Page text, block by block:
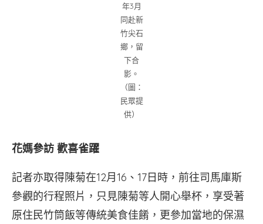
年3月
同赴新
竹尖石
鄉，留
下合
影。
（圖：
民眾提
供）
花媽參訪 歡喜雀躍
記者亦取得陳菊在12月16、17日時，前往司馬庫斯
參觀的行程照片，只見陳菊等人開心舉杯，享受著
原住民竹筒飯等傳統美食佳餚，更參加當地的保濕